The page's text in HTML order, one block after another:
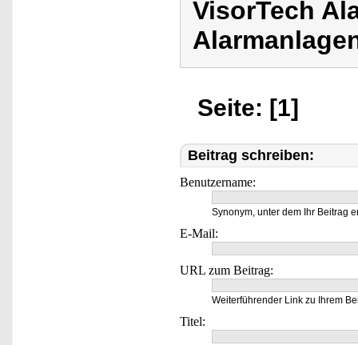
VisorTech
Seite: [1]
Beitrag schreiben:
Benutzername:
Synonym, unter dem Ihr Beitrag
E-Mail:
URL zum Beitrag:
Weiterführender Link zu Ihrem
Titel: